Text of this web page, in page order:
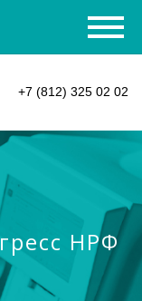
+7 (812) 325 02 02
НРФ